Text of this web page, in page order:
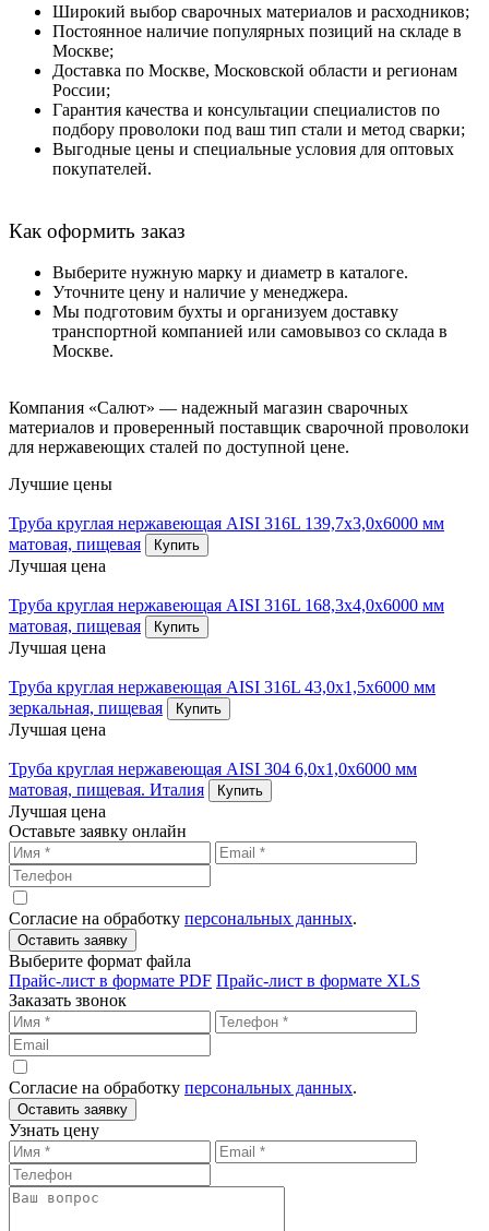
Широкий выбор сварочных материалов и расходников;
Постоянное наличие популярных позиций на складе в
Москве;
Доставка по Москве, Московской области и регионам
России;
Гарантия качества и консультации специалистов по
подбору проволоки под ваш тип стали и метод сварки;
Выгодные цены и специальные условия для оптовых
покупателей.
Как оформить заказ
Выберите нужную марку и диаметр в каталоге.
Уточните цену и наличие у менеджера.
Мы подготовим бухты и организуем доставку
транспортной компанией или самовывоз со склада в
Москве.
Компания «Салют» — надежный магазин сварочных
материалов и проверенный поставщик сварочной проволоки
для нержавеющих сталей по доступной цене.
Лучшие цены
Труба круглая нержавеющая AISI 316L 139,7х3,0х6000 мм
матовая, пищевая
Купить
Лучшая цена
Труба круглая нержавеющая AISI 316L 168,3х4,0х6000 мм
матовая, пищевая
Купить
Лучшая цена
Труба круглая нержавеющая AISI 316L 43,0х1,5х6000 мм
зеркальная, пищевая
Купить
Лучшая цена
Труба круглая нержавеющая AISI 304 6,0х1,0х6000 мм
матовая, пищевая. Италия
Купить
Лучшая цена
Оставьте заявку онлайн
Согласие на обработку персональных данных.
Оставить заявку
Выберите формат файла
Прайс-лист в формате PDF Прайс-лист в формате XLS
Заказать звонок
Согласие на обработку персональных данных.
Оставить заявку
Узнать цену